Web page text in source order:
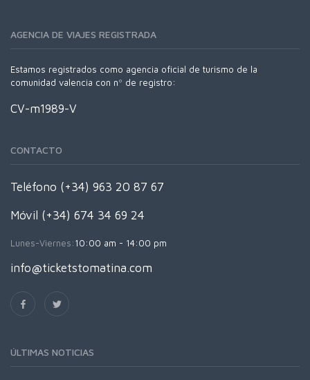
AGENCIA DE VIAJES REGISTRADA
Estamos registrados como agencia oficial de turismo de la
comunidad valencia con nº de registro:
CV-m1989-V
CONTACTO
Teléfono (+34) 963 20 87 67
Móvil (+34) 674 34 69 24
Lunes-Viernes:10:00 am - 14:00 pm
info@ticketstomatina.com
ÚLTIMAS NOTICIAS